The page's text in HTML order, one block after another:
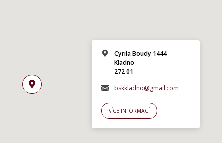
Cyrila Boudy 1444
Kladno
272 01
bskkladno@gmail.com
VÍCE INFORMACÍ